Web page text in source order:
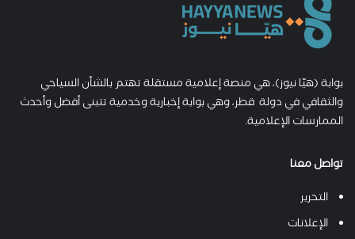
بوابة (هيّا نيوز)، هي منصة إعلامية مستقلة تهتم بالشأن السياحي
والثقافي في دولة قطر، وهي بوابة إخبارية وخدمية تتبنى أفضل وأحدث
الممارسات الإعلامية.
تواصل معنا
التحرير
الإعلانات